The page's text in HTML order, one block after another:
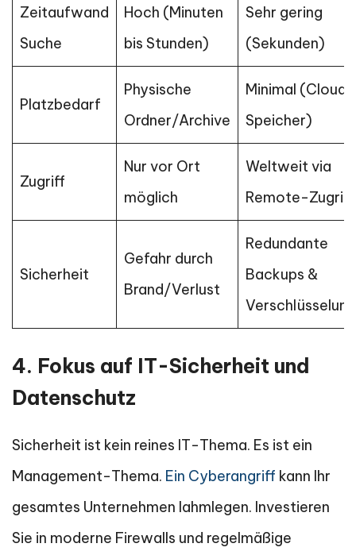
Zeitaufwand
Suche
Hoch (Minuten
bis Stunden)
Sehr gering
(Sekunden)
Platzbedarf
Physische
Ordner/Archive
Minimal (Cloud-
Speicher)
Zugriff
Nur vor Ort
möglich
Weltweit via
Remote-Zugriff
Sicherheit
Gefahr durch
Brand/Verlust
Redundante
Backups &
Verschlüsselung
4. Fokus auf IT-Sicherheit und
Datenschutz
Sicherheit ist kein reines IT-Thema. Es ist ein
Management-Thema. Ein Cyberangriff kann Ihr
gesamtes Unternehmen lahmlegen. Investieren
Sie in moderne Firewalls und regelmäßige